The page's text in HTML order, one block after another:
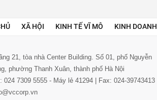
XÃ HỘI KINH TẾ VĨ MÔ KINH DOANH
21, tòa nhà Center Building. Số 01, phố Nguyễn
phường Thanh Xuân, thành phố Hà Nội
024 7309 5555 - Máy lẻ 41294 | Fax: 024-39743413